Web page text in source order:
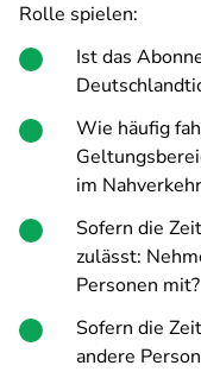
Rolle spielen:
Ist das
Wie häufig
im
Sofern die
zulässt:
Personen mit?
Sofern die
andere